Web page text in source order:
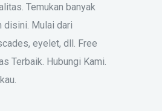
Temukan banyak
disini. Mulai dari
eyelet, dll. Free
Terbaik. Hubungi Kami.